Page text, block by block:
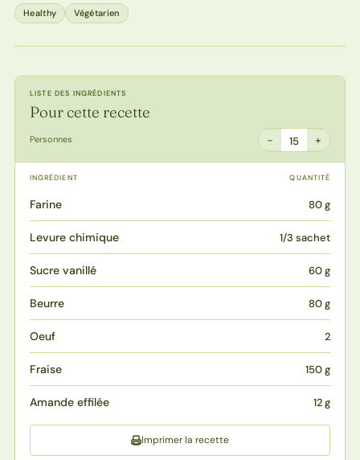
Healthy Végétarien
LISTE DES INGRÉDIENTS
Pour cette recette
Personnes − 15 +
INGRÉDIENT QUANTITÉ
Farine 80 g
Levure chimique 1/3 sachet
Sucre vanillé 60 g
Beurre 80 g
Oeuf 2
Fraise 150 g
Amande effilée 12 g
Imprimer la recette